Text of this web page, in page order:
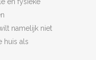
en fysieke
namelijk niet
huis als